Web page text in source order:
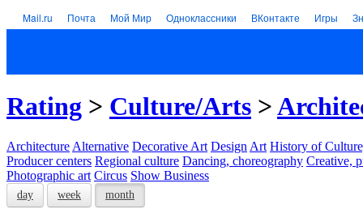
Mail.ru Почта Мой Мир Одноклассники ВКонтакте Игры
Rating > Culture/Arts >
Architecture Alternative Decorative Art Design Art History of
Producer centers Regional culture Dancing, choreography Creative,
Photographic art Circus Show Business
day week month